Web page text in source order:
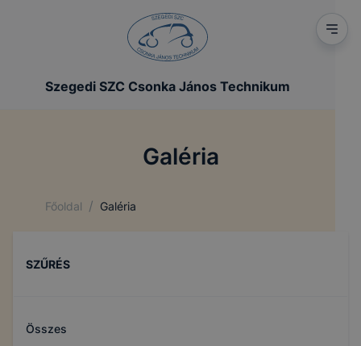
Szegedi SZC Csonka János Technikum
Galéria
Főoldal / Galéria
SZŰRÉS
Összes